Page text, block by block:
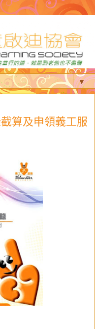
▼
算及申領義工服